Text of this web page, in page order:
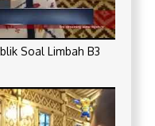
Soal Limbah B3